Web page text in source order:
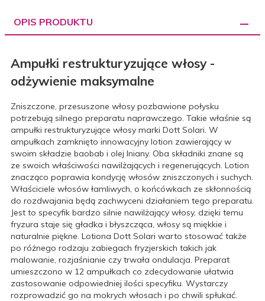
OPIS PRODUKTU
Ampułki restrukturyzujące włosy -
odżywienie maksymalne
Zniszczone, przesuszone włosy pozbawione połysku
potrzebują silnego preparatu naprawczego. Takie właśnie są
ampułki restrukturyzujące włosy marki Dott Solari. W
ampułkach zamknięto innowacyjny lotion zawierający w
swoim składzie baobab i olej lniany. Oba składniki znane są
ze swoich właściwości nawilżających i regenerujących. Lotion
znacząco poprawia kondycję włosów zniszczonych i suchych.
Właściciele włosów łamliwych, o końcówkach ze skłonnością
do rozdwajania będą zachwyceni działaniem tego preparatu.
Jest to specyfik bardzo silnie nawilżający włosy, dzięki temu
fryzura staje się gładka i błyszcząca, włosy są miękkie i
naturalnie piękne. Lotiona Dott Solari warto stosować także
po różnego rodzaju zabiegach fryzjerskich takich jak
malowanie, rozjaśnianie czy trwała ondulacja. Preparat
umieszczono w 12 ampułkach co zdecydowanie ułatwia
zastosowanie odpowiedniej ilości specyfiku. Wystarczy
rozprowadzić go na mokrych włosach i po chwili spłukać.